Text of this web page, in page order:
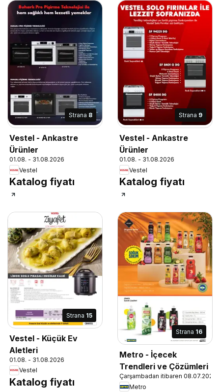
Strana 8
Vestel - Ankastre
Ürünler
01.08. - 31.08.2026
Vestel
Katalog fiyatı
Strana 9
Vestel - Ankastre
Ürünler
01.08. - 31.08.2026
Vestel
Katalog fiyatı
Strana 15
Vestel - Küçük Ev
Aletleri
01.08. - 31.08.2026
Vestel
Katalog fiyatı
Strana 16
Metro - İçecek
Trendleri ve Çözümleri
Çarşambadan itibaren 08.07.2026
Metro